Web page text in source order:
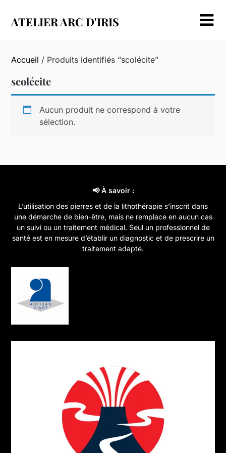
ATELIER ARC D'IRIS
Accueil / Produits identifiés “scolécite”
scolécite
Aucun produit ne correspond à votre
sélection.
📢 À savoir :
L’utilisation des pierres et de la lithothérapie s’inscrit dans
une démarche de bien-être, mais ne remplace en aucun cas
un suivi ou un traitement médical. Seul un professionnel de
santé est en mesure d’établir un diagnostic et de prescrire un
traitement adapté.